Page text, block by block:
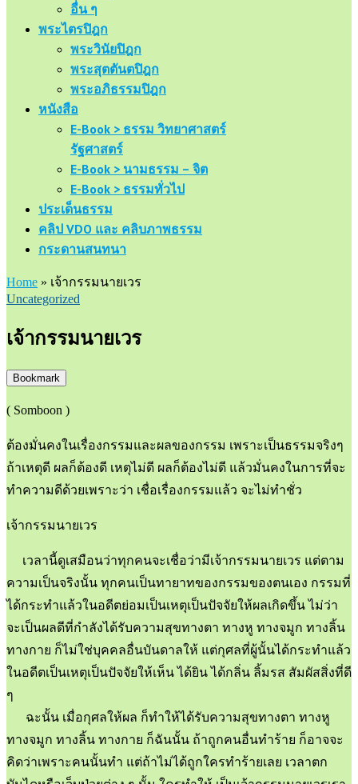
อื่น ๆ
พระไตรปิฎก
พระวินัยปิฎก
พระสุตตันตปิฎก
พระอภิธรรมปิฎก
หนังสือ
E-Book > ธรรม วิทยาศาสตร์
รัฐศาสตร์
E-Book > นามธรรม – จิต
E-Book > ธรรมทั่วไป
ประเด็นธรรม
คลิป VDO และ คลิบภาพธรรม
กระดานสนทนา
Home » เจ้ากรรมนายเวร
Uncategorized
เจ้ากรรมนายเวร
Bookmark
( Somboon )
ต้องมั่นคงในเรื่องกรรมและผลของกรรม เพราะเป็นธรรมจริงๆ
ถ้าเหตุดี ผลก็ต้องดี เหตุไม่ดี ผลก็ต้องไม่ดี แล้วมั่นคงในการที่จะ
ทำความดีด้วยเพราะว่า เชื่อเรื่องกรรมแล้ว จะไม่ทำชั่ว
เจ้ากรรมนายเวร
เวลานี้ดูเสมือนว่าทุกคนจะเชื่อว่ามีเจ้ากรรมนายเวร แต่ตาม
ความเป็นจริงนั้น ทุกคนเป็นทายาทของกรรมของตนเอง กรรมที่
ได้กระทำแล้วในอดีตย่อมเป็นเหตุเป็นปัจจัยให้ผลเกิดขึ้น ไม่ว่า
จะเป็นผลดีที่กำลังได้รับความสุขทางตา ทางหู ทางจมูก ทางลิ้น
ทางกาย ก็ไม่ใช่บุคคลอื่นบันดาลให้ แต่กุศลที่ผู้นั้นได้กระทำแล้ว
ในอดีตเป็นเหตุเป็นปัจจัยให้เห็น ได้ยิน ได้กลิ่น ลิ้มรส สัมผัสสิ่งที่ดี
ๆ
ฉะนั้น เมื่อกุศลให้ผล ก็ทำให้ได้รับความสุขทางตา ทางหู
ทางจมูก ทางลิ้น ทางกาย ก็ฉันนั้น ถ้าถูกคนอื่นทำร้าย ก็อาจจะ
คิดว่าเพราะคนนั้นทำ แต่ถ้าไม่ได้ถูกใครทำร้ายเลย เวลาตก